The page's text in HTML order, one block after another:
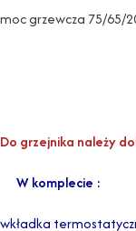
moc grzewcza 75/65/
Do grzejnika należy
W komplecie :
wkładka